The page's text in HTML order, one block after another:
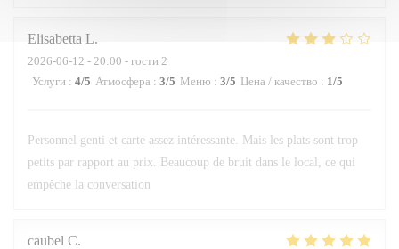
Elisabetta L
2026-06-12 - 20:00 - гости 2
Услуги : 4/5 Атмосфера : 3/5 Меню : 3/5 Цена / качество : 1/5
Personnel genti et carte assez intéressante. Mais les plats sont trop
petits par rapport au prix. Beaucoup de bruit dans le local, ce qui
empêche la conversation
caubel C